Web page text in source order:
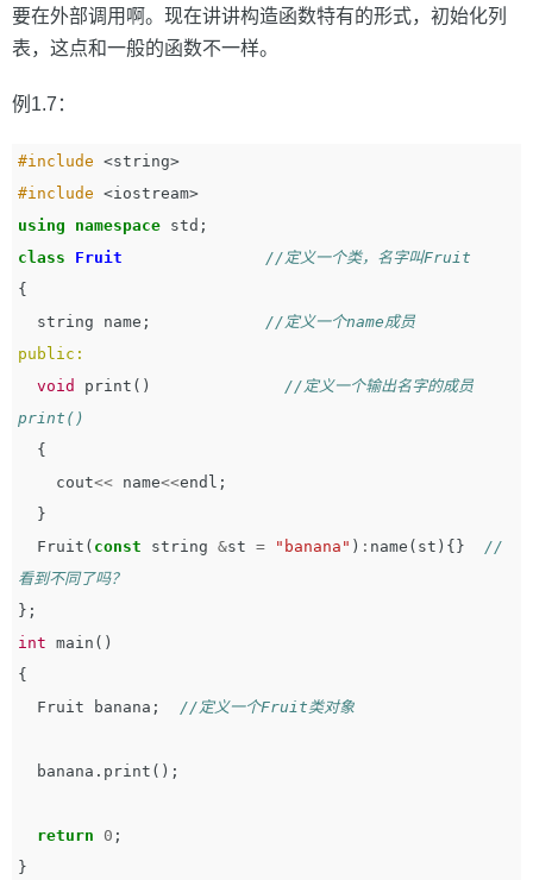
要在外部调用啊。现在讲讲构造函数特有的形式，初始化列
表，这点和一般的函数不一样。
例1.7：
#include <string>
#include <iostream>
using
namespace std ;
class
Fruit
//定义一个类，名字叫Fruit
{
string
name ;
public:
void
print ()
//定义一个输出名字的成员
print()
{
cout<< name<<endl ;
}
Fruit ( const string &st = "banana" ) : name ( st ){}
//
看到不同了吗？
};
int main ()
{
Fruit
banana ; //定义一个Fruit类对象
banana . print ();
return 0 ;
}